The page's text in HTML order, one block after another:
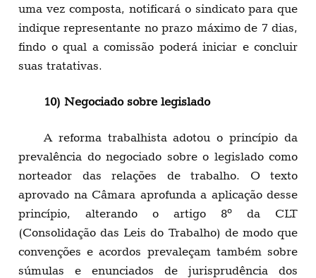
uma vez composta, notificará o sindicato para que
indique representante no prazo máximo de 7 dias,
findo o qual a comissão poderá iniciar e concluir
suas tratativas.
10) Negociado sobre legislado
A reforma trabalhista adotou o princípio da
prevalência do negociado sobre o legislado como
norteador das relações de trabalho. O texto
aprovado na Câmara aprofunda a aplicação desse
princípio, alterando o artigo 8º da CLT
(Consolidação das Leis do Trabalho) de modo que
convenções e acordos prevaleçam também sobre
súmulas e enunciados de jurisprudência dos